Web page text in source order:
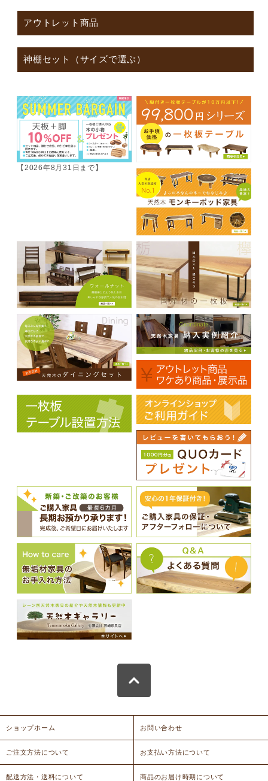
アウトレット商品
神棚セット（サイズで選ぶ）
【2026年8月31日まで】
ショップホーム お問い合わせ
ご注文方法について お支払い方法について
配送方法・送料について 商品のお届け時期について